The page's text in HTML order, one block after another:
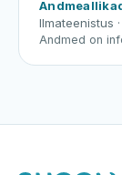
Ilmateenistus
Andmed on